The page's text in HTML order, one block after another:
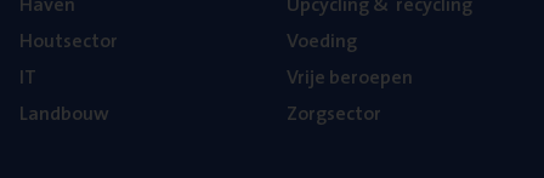
Hout­sec­tor
IT
Land­bouw
Voe­ding
Vrije beroe­pen
Zorg­sec­tor